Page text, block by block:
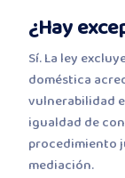
¿Hay
Sí. La ley
doméstica
vulnerabilidad
igualdad de
procedimiento
mediación.